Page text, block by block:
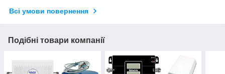
Всі умови повернення
Подібні товари компанії